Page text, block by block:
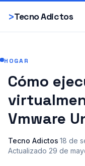
>Tecno Adictos
Smartphones
HOGAR
Cómo
Vmware
Tecno Adictos·18 de
Actualizado 29 de